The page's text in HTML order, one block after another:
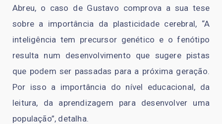
Abreu, o caso de Gustavo comprova a sua tese
sobre a importância da plasticidade cerebral, “A
inteligência tem precursor genético e o fenótipo
resulta num desenvolvimento que sugere pistas
que podem ser passadas para a próxima geração.
Por isso a importância do nível educacional, da
leitura, da aprendizagem para desenvolver uma
população”, detalha.